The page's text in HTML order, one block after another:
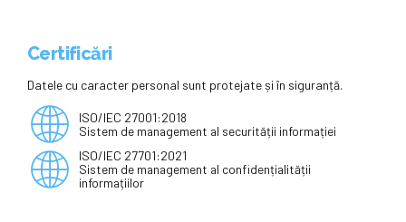
Certificări
Datele cu caracter personal sunt protejate și în siguranță.
ISO/IEC 27001:2018
Sistem de management al securității informației
ISO/IEC 27701:2021
Sistem de management al confidențialității
informațiilor